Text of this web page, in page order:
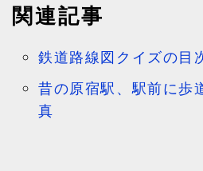
関連記事
鉄道路線図クイズの目
昔の原宿駅、駅前に歩
真